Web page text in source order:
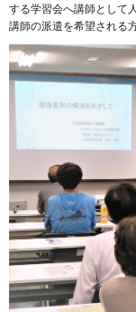
する学習会へ講師として
講師の派遣を希望される